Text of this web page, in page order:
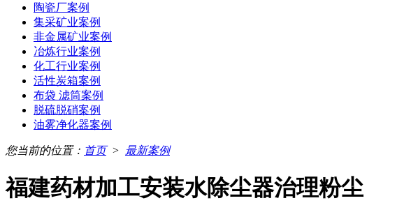
陶瓷厂案例
集采矿业案例
非金属矿业案例
冶炼行业案例
化工行业案例
活性炭箱案例
布袋 滤筒案例
脱硫脱硝案例
油雾净化器案例
您当前的位置： 首页> 最新案例
福建药材加工安装水除尘器治理粉尘